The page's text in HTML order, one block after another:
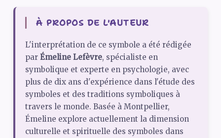
À PROPOS DE L'AUTEUR
L'interprétation de ce symbole a été rédigée
par Émeline Lefèvre, spécialiste en
symbolique et experte en psychologie, avec
plus de dix ans d'expérience dans l'étude des
symboles et des traditions symboliques à
travers le monde. Basée à Montpellier,
Émeline explore actuellement la dimension
culturelle et spirituelle des symboles dans